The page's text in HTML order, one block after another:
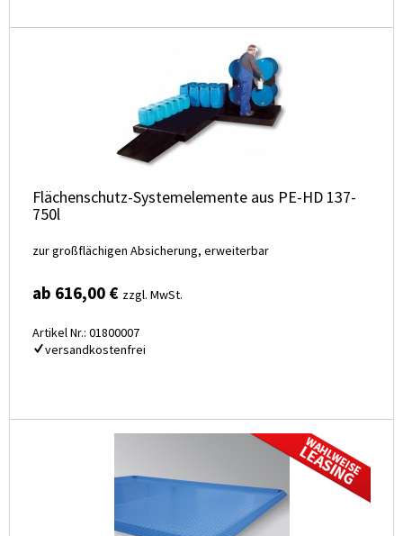
Flächenschutz-Systemelemente aus PE-HD 137-
750l
zur großflächigen Absicherung, erweiterbar
ab 616,00 € zzgl. MwSt.
Artikel Nr.: 01800007
versandkostenfrei